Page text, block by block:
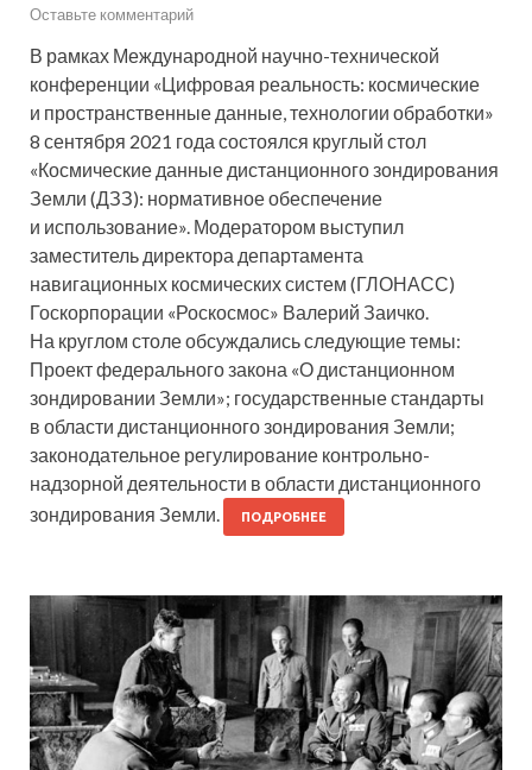
Оставьте комментарий
В рамках Международной научно-технической
конференции «Цифровая реальность: космические
и пространственные данные, технологии обработки»
8 сентября 2021 года состоялся круглый стол
«Космические данные дистанционного зондирования
Земли (ДЗЗ): нормативное обеспечение
и использование». Модератором выступил
заместитель директора департамента
навигационных космических систем (ГЛОНАСС)
Госкорпорации «Роскосмос» Валерий Заичко.
На круглом столе обсуждались следующие темы:
Проект федерального закона «О дистанционном
зондировании Земли»; государственные стандарты
в области дистанционного зондирования Земли;
законодательное регулирование контрольно-
надзорной деятельности в области дистанционного
зондирования Земли.
ПОДРОБНЕЕ